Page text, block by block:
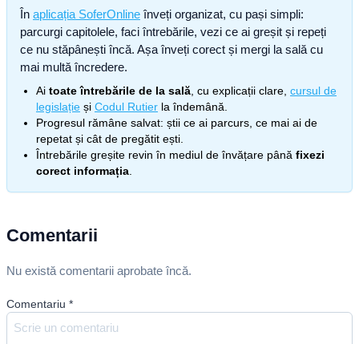
În aplicația SoferOnline înveți organizat, cu pași simpli:
parcurgi capitolele, faci întrebările, vezi ce ai greșit și repeți
ce nu stăpânești încă. Așa înveți corect și mergi la sală cu
mai multă încredere.
Ai toate întrebările de la sală , cu explicații clare, cursul de
legislație și Codul Rutier la îndemână.
Progresul rămâne salvat: știi ce ai parcurs, ce mai ai de
repetat și cât de pregătit ești.
Întrebările greșite revin în mediul de învățare până fixezi
corect informația
Comentarii
Nu există comentarii aprobate încă.
Comentariu *